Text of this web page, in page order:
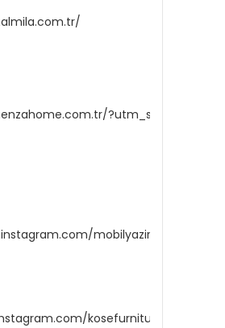
mobilyazirve/
kosefurniture